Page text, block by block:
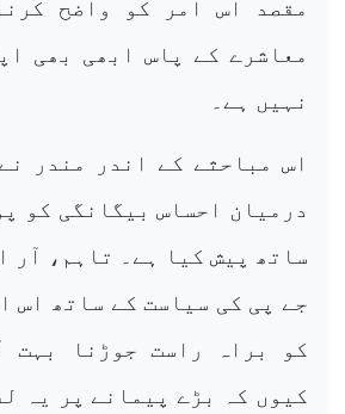
مقصد اس امر کو واضح
معاشرے کے پاس ابھی بھی
نہیں ہے۔
اس مباحثے کے اندر مندر
درمیان احساس بیگانگی کو
ساتھ پیش کیا ہے۔ تاہم، آر
جے پی کی سیاست کے ساتھ اس
کو براہ راست جوڑنا بہت
کیوں کہ بڑے پیمانے پر یہ